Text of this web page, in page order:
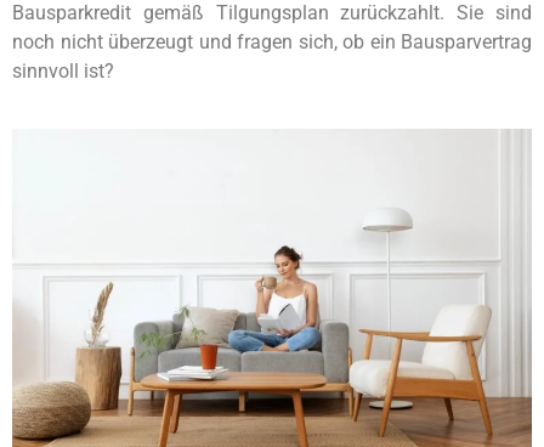
Bausparkredit gemäß Tilgungsplan zurückzahlt. Sie sind
noch nicht überzeugt und fragen sich, ob ein Bausparvertrag
sinnvoll ist?